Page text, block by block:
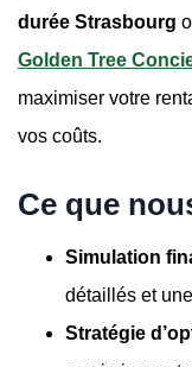
durée Strasbourg
Golden Tree
maximiser votre
vos coûts.
Ce que
Simulation
détaillés et
Stratégie